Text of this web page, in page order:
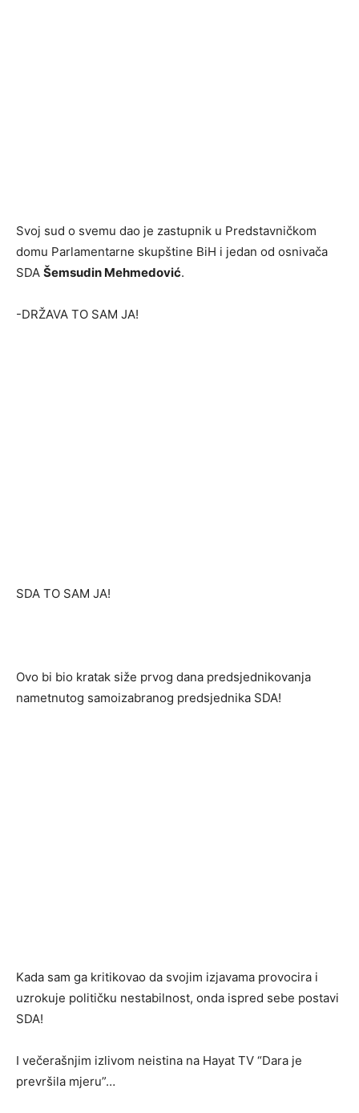
Svoj sud o svemu dao je zastupnik u Predstavničkom
domu Parlamentarne skupštine BiH i jedan od osnivača
SDA Šemsudin Mehmedović.
-DRŽAVA TO SAM JA!
SDA TO SAM JA!
Ovo bi bio kratak siže prvog dana predsjednikovanja
nametnutog samoizabranog predsjednika SDA!
Kada sam ga kritikovao da svojim izjavama provocira i
uzrokuje političku nestabilnost, onda ispred sebe postavi
SDA!
I večerašnjim izlivom neistina na Hayat TV “Dara je
prevršila mjeru”…